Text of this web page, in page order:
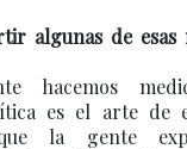
algunas de esas
hacemos
es el arte de
la gente